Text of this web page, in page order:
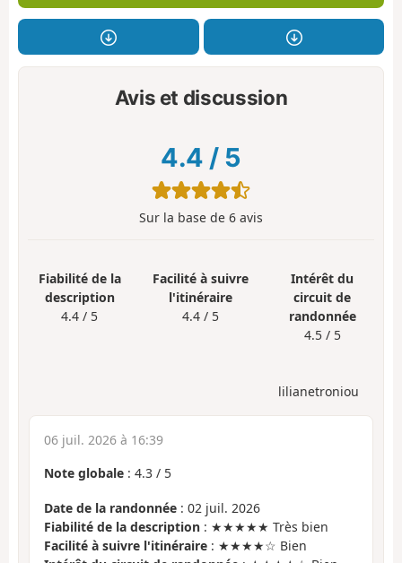
Avis et discussion
4.4 / 5
Sur la base de 6 avis
Fiabilité de la
description
4.4 / 5
Facilité à suivre
l'itinéraire
4.4 / 5
Intérêt du
circuit de
randonnée
4.5 / 5
lilianetroniou
06 juil. 2026 à 16:39
Note globale : 4.3 / 5
Date de la randonnée : 02 juil. 2026
Fiabilité de la description : ★★★★★ Très bien
Facilité à suivre l'itinéraire : ★★★★☆ Bien